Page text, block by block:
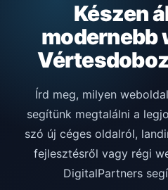
Készen
modernebb
Írd meg, milyen
segítünk megtalálni a
szó új céges oldalról,
fejlesztésről vagy régi
DigitalPartners